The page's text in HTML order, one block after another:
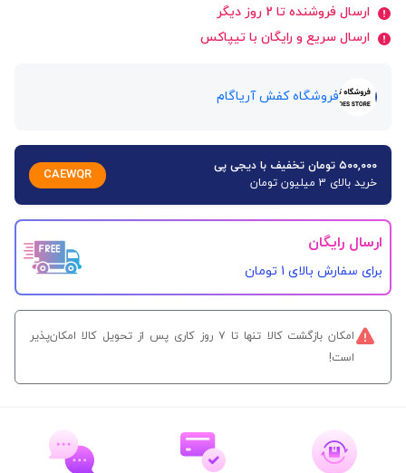
ارسال فروشنده تا 2 روز دیگر
ارسال سریع و رایگان با تیپاکس
فروشگاه کفش آریاگام
۵۰۰,۰۰۰ تومان تخفیف با دیجی پی
خرید بالای 3 میلیون تومان
CAEWQR
ارسال رایگان
برای سفارش‌ بالای 1 تومان
امکان بازگشت کالا تنها تا ۷ روز کاری پس از تحویل کالا امکان‌پذیر
است!